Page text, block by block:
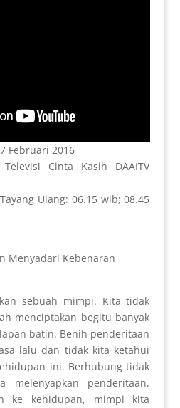
Februari 2016
Cinta Kasih DAAITV
Ulang: 06.15 wib; 08.45
Menyadari Kebenaran
sebuah mimpi. Kita tidak
menciptakan begitu banyak
batin. Benih penderitaan
lalu dan tidak kita ketahui
ini. Berhubung tidak
melenyapkan penderitaan,
ke kehidupan, mimpi kita